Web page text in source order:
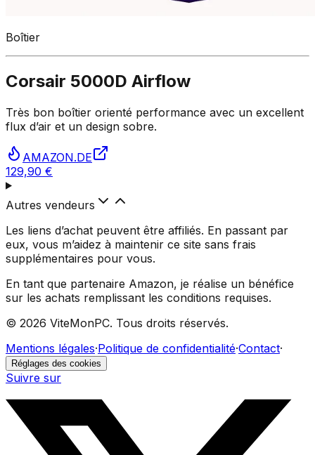
Boîtier
Corsair 5000D Airflow
Très bon boîtier orienté performance avec un excellent
flux d’air et un design sobre.
AMAZON.DE
129,90 €
Autres vendeurs
Les liens d’achat peuvent être affiliés. En passant par
eux, vous m’aidez à maintenir ce site sans frais
supplémentaires pour vous.
En tant que partenaire Amazon, je réalise un bénéfice
sur les achats remplissant les conditions requises.
© 2026 ViteMonPC. Tous droits réservés.
Mentions légales·Politique de confidentialité·Contact·
Réglages des cookies
Suivre sur